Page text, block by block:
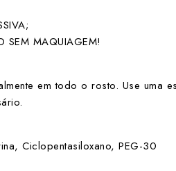
SEM MAQUIAGEM!
em todo o rosto. Use uma
Ciclopentasiloxano, PEG-30